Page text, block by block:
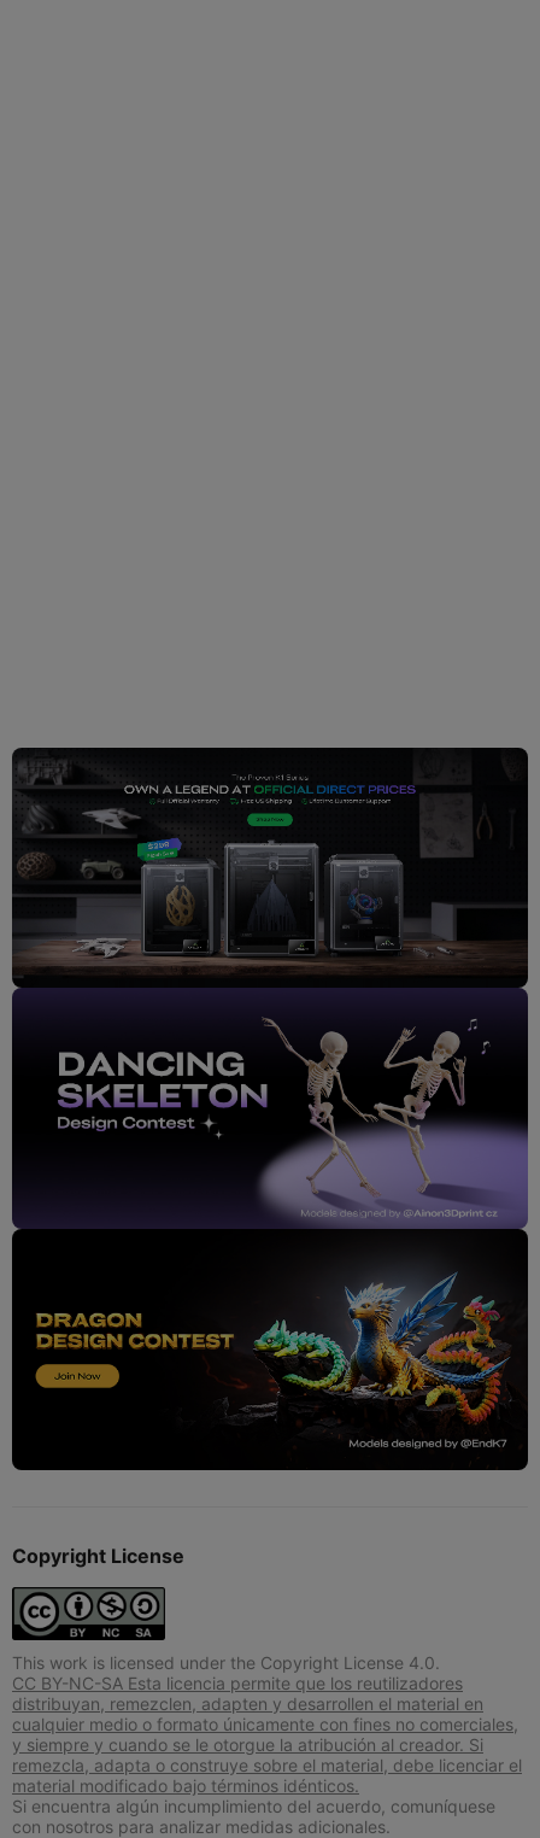
Copyright License
This work is licensed under the Copyright License 4.0.
CC BY-NC-SA Esta licencia permite que los reutilizadores
distribuyan, remezclen, adapten y desarrollen el material en
cualquier medio o formato únicamente con fines no comerciales,
y siempre y cuando se le otorgue la atribución al creador. Si
remezcla, adapta o construye sobre el material, debe licenciar el
material modificado bajo términos idénticos.
Si encuentra algún incumplimiento del acuerdo, comuníquese
con nosotros para analizar medidas adicionales.